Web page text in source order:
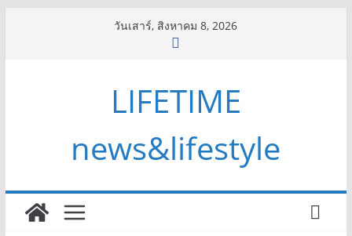
วันเสาร์, สิงหาคม 8, 2026
LIFETIME
news&lifestyle